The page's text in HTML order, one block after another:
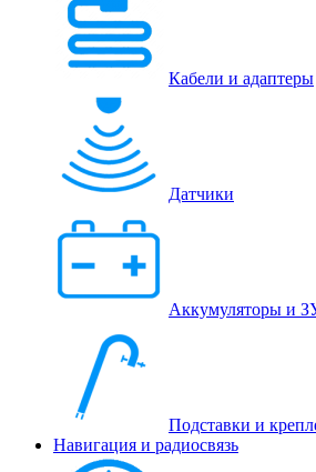
Кабели и адаптеры
Датчики
Аккумуляторы и
Подставки и
Навигация и радиосвязь